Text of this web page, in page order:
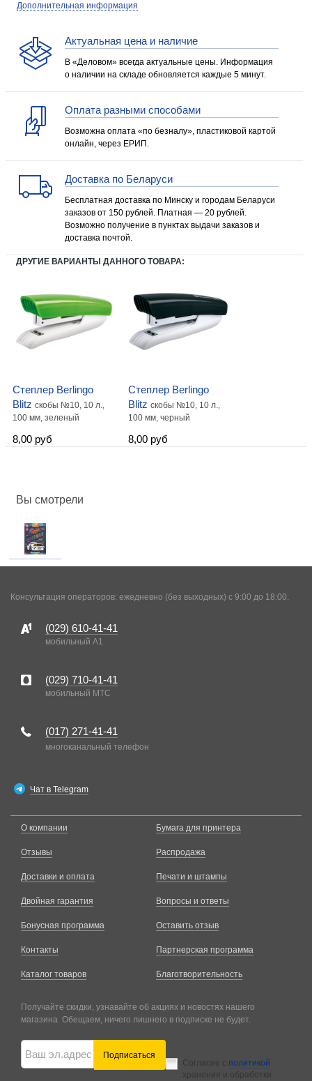
Дополнительная информация
Актуальная цена и наличие
В «Деловом» всегда актуальные цены. Информация
о наличии на складе обновляется каждые 5 минут.
Оплата разными способами
Возможна оплата «по безналу», пластиковой картой
онлайн, через ЕРИП.
Доставка по Беларуси
Бесплатная доставка по Минску и городам Беларуси
заказов от 150 рублей. Платная — 20 рублей.
Возможно получение в пунктах выдачи заказов и
доставка почтой.
ДРУГИЕ ВАРИАНТЫ ДАННОГО ТОВАРА:
Степлер Berlingo
Blitz скобы №10, 10 л.,
100 мм, зеленый
8,00 руб
Степлер Berlingo
Blitz скобы №10, 10 л.,
100 мм, черный
8,00 руб
Вы смотрели
Консультация операторов: ежедневно (без выходных) с 9:00 до 18:00.
(029) 610-41-41
мобильный A1
(029) 710-41-41
мобильный MTC
(017) 271-41-41
многоканальный телефон
Чат в Telegram
О компании
Отзывы
Доставки и оплата
Двойная гарантия
Бонусная программа
Контакты
Каталог товаров
Бумага для принтера
Распродажа
Печати и штампы
Вопросы и ответы
Оставить отзыв
Партнерская программа
Благотворительность
Получайте скидки, узнавайте об акциях и новостях нашего
магазина. Обещаем, ничего лишнего в подписке не будет.
Подписаться
Согласие с политикой
хранения и обработки